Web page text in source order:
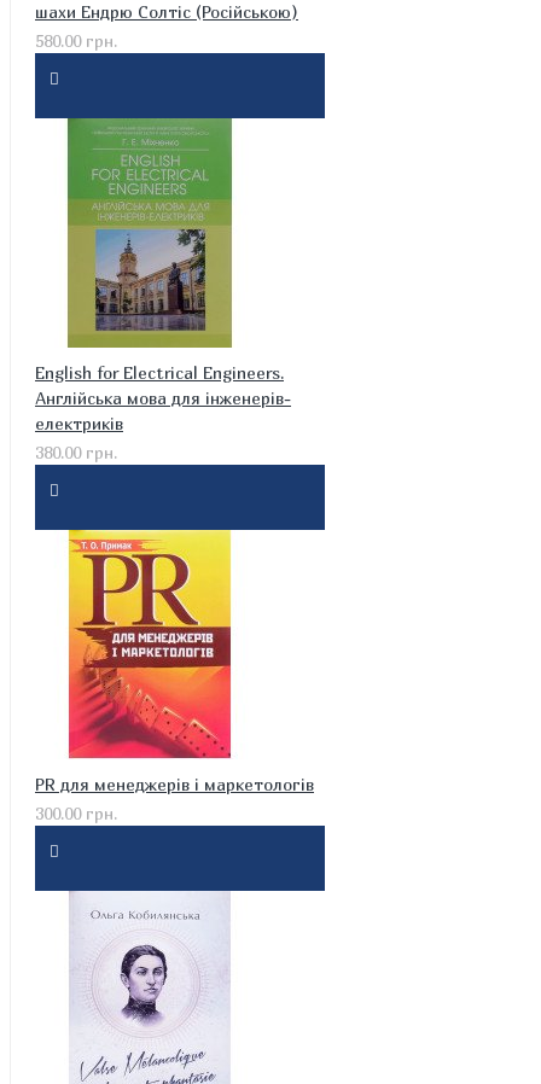
шахи Ендрю Солтіс (Російською)
580.00 грн.
English for Electrical Engineers.
Англійська мова для інженерів-
електриків
380.00 грн.
PR для менеджерів і маркетологів
300.00 грн.